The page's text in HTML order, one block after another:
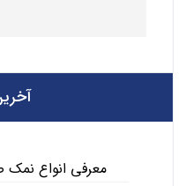
معرفی انواع نمک